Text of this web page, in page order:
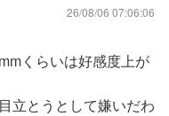
26/08/06 07:06:06
くらいは好感度上が
立とうとして嫌いだわ